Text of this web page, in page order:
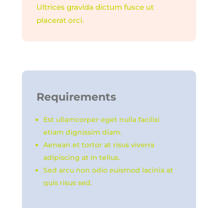
Ultrices gravida dictum fusce ut
placerat orci.
Requirements
Est ullamcorper eget nulla facilisi
etiam dignissim diam.
Aenean et tortor at risus viverra
adipiscing at in tellus.
Sed arcu non odio euismod lacinia at
quis risus sed.